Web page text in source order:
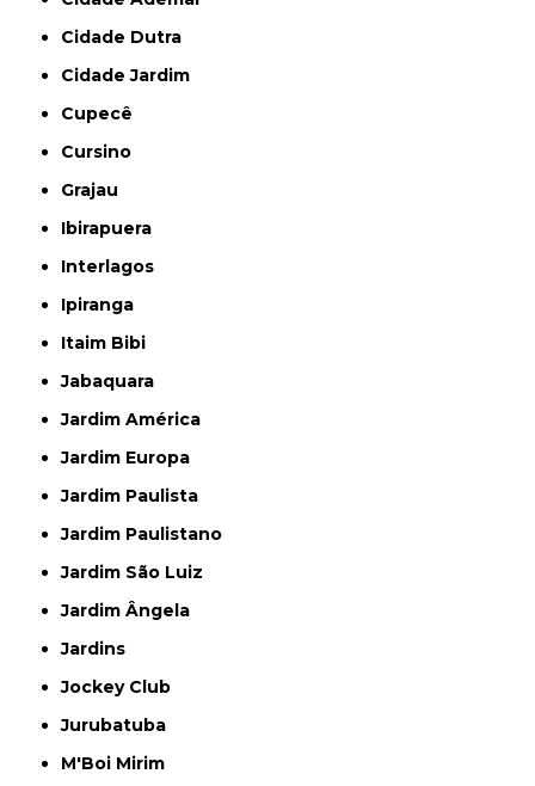
Cidade Dutra
Cidade Jardim
Cupecê
Cursino
Grajau
Ibirapuera
Interlagos
Ipiranga
Itaim Bibi
Jabaquara
Jardim América
Jardim Europa
Jardim Paulista
Jardim Paulistano
Jardim São Luiz
Jardim Ângela
Jardins
Jockey Club
Jurubatuba
M'Boi Mirim